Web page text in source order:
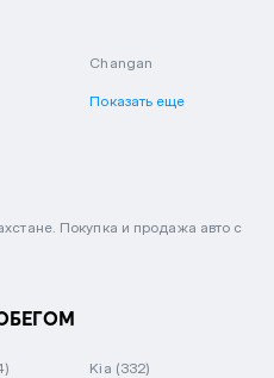
Changan
Показать еще
Покупка и продажа авто с
Kia (332)